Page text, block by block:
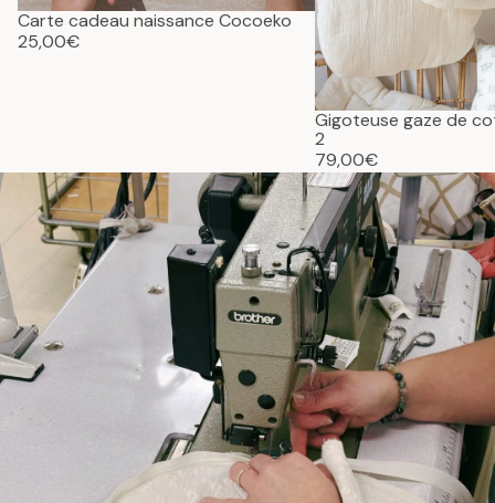
Carte cadeau naissance Cocoeko
25,00€
Gigoteuse gaze de
2
79,00€